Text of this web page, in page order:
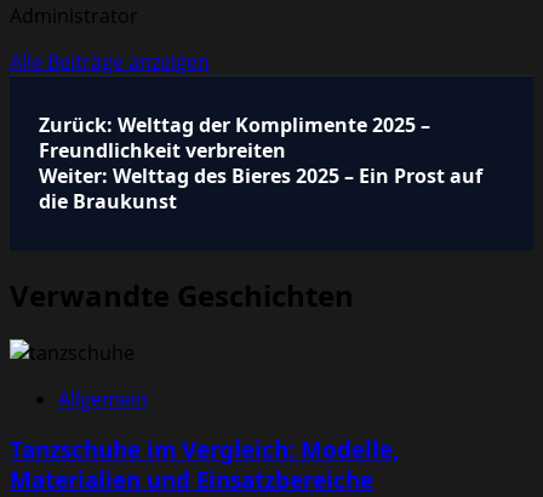
Administrator
Alle Beiträge anzeigen
Beitragsnavigation
Zurück: Welttag der Komplimente 2025 –
Freundlichkeit verbreiten
Weiter: Welttag des Bieres 2025 – Ein Prost auf
die Braukunst
Verwandte Geschichten
Allgemein
Tanzschuhe im Vergleich: Modelle,
Materialien und Einsatzbereiche